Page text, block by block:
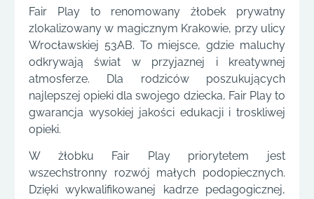
Fair Play to renomowany żłobek prywatny
zlokalizowany w magicznym Krakowie, przy ulicy
Wrocławskiej 53AB. To miejsce, gdzie maluchy
odkrywają świat w przyjaznej i kreatywnej
atmosferze. Dla rodziców poszukujących
najlepszej opieki dla swojego dziecka, Fair Play to
gwarancja wysokiej jakości edukacji i troskliwej
opieki.
W żłobku Fair Play priorytetem jest
wszechstronny rozwój małych podopiecznych.
Dzięki wykwalifikowanej kadrze pedagogicznej,